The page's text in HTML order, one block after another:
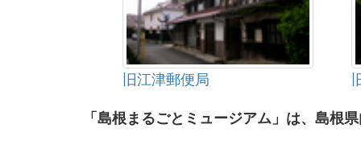
旧江津郵便局
「島根まるごとミュージアム」は、島根